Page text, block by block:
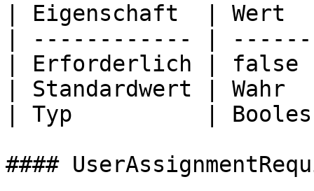
| Eigenschaft  |
| ------------ |
| Erforderlich |
| Standardwert |
| Typ          |
####